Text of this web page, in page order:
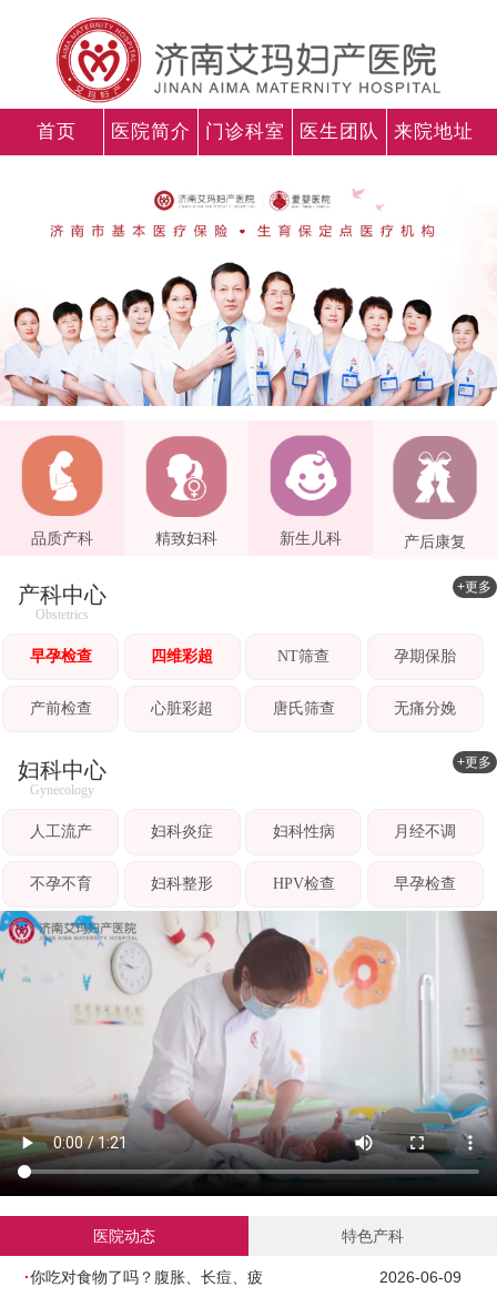
首页 医院简介 门诊科室 医生团队 来院地址
品质产科 精致妇科 新生儿科 产后康复
产科中心
Obstetrics
+更多
早孕检查 四维彩超 NT筛查 孕期保胎
产前检查 心脏彩超 唐氏筛查 无痛分娩
妇科中心
Gynecology
+更多
人工流产 妇科炎症 妇科性病 月经不调
不孕不育 妇科整形 HPV检查 早孕检查
医院动态 特色产科
·你吃对食物了吗？腹胀、长痘、疲 2026-06-09